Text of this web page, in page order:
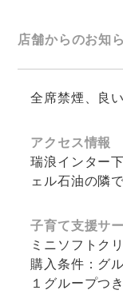
店舗からのお知
全席禁煙、良
アクセス情報
瑞浪インター
ェル石油の隣で
子育て支援サ
ミニソフトク
購入条件：グ
１グループつ